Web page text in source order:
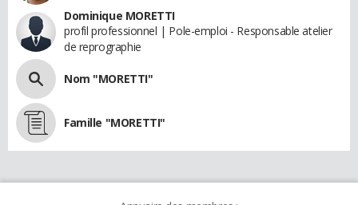
Dominique MORETTI
profil professionnel | Pole-emploi - Responsable atelier
de reprographie
Nom "MORETTI"
Famille "MORETTI"